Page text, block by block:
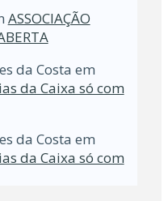
ASSOCIAÇÃO
da Costa em
da Caixa só com
da Costa em
da Caixa só com